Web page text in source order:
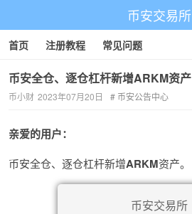
币安交易所
首页 注册教程 常见问题
币安全仓、逐仓杠杆新增ARKM资产
币小财 2023年07月20日 币安公告中心
亲爱的用户：
币安全仓、逐仓杠杆新增ARKM资产。
币安交易所